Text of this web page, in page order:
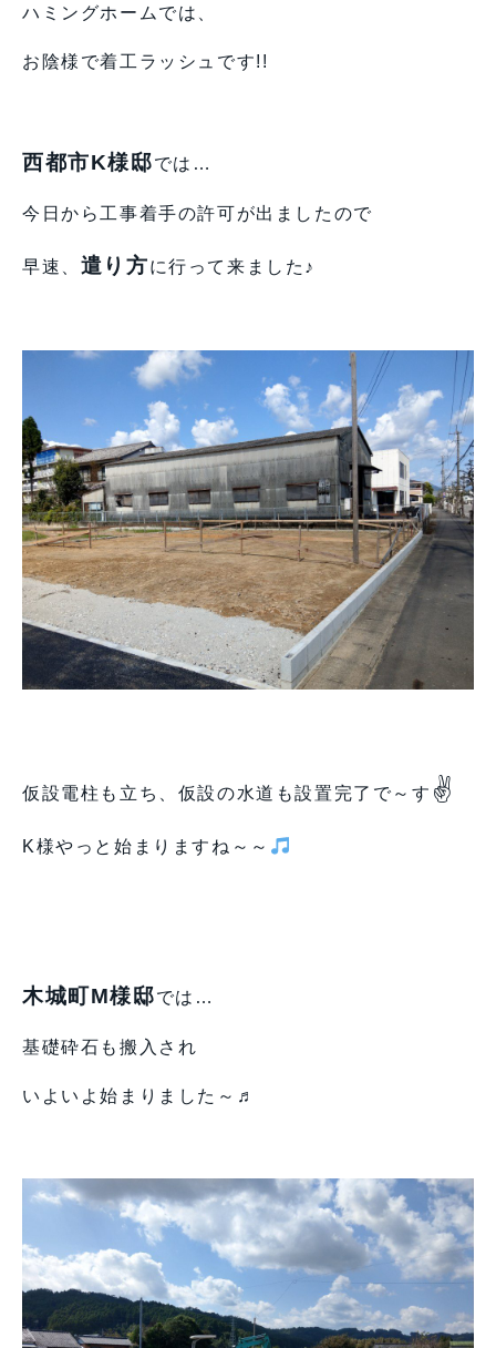
ハミングホームでは、
お陰様で着工ラッシュです!!
西都市K様邸では…
今日から工事着手の許可が出ましたので
早速、 遣り方に行って来ました♪
仮設電柱も立ち、仮設の水道も設置完了で～す ✌
K様やっと始まりますね～～
木城町M様邸では…
基礎砕石も搬入され
いよいよ始まりました～♬